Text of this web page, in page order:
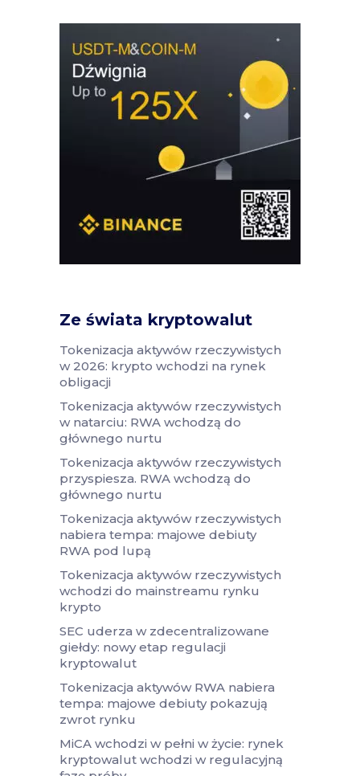
Ze świata kryptowalut
Tokenizacja aktywów rzeczywistych
w 2026: krypto wchodzi na rynek
obligacji
Tokenizacja aktywów rzeczywistych
w natarciu: RWA wchodzą do
głównego nurtu
Tokenizacja aktywów rzeczywistych
przyspiesza. RWA wchodzą do
głównego nurtu
Tokenizacja aktywów rzeczywistych
nabiera tempa: majowe debiuty
RWA pod lupą
Tokenizacja aktywów rzeczywistych
wchodzi do mainstreamu rynku
krypto
SEC uderza w zdecentralizowane
giełdy: nowy etap regulacji
kryptowalut
Tokenizacja aktywów RWA nabiera
tempa: majowe debiuty pokazują
zwrot rynku
MiCA wchodzi w pełni w życie: rynek
kryptowalut wchodzi w regulacyjną